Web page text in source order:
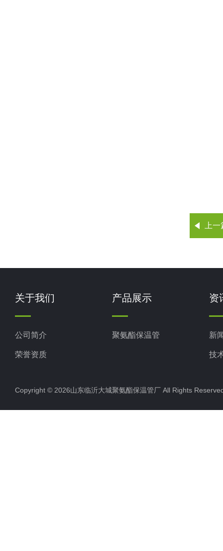
上
关于我们
公司简介
荣誉资质
产品展示
聚氨酯保温管
资
新
技
Copyright © 2026山东临沂大城聚氨酯保温管厂 All Rights